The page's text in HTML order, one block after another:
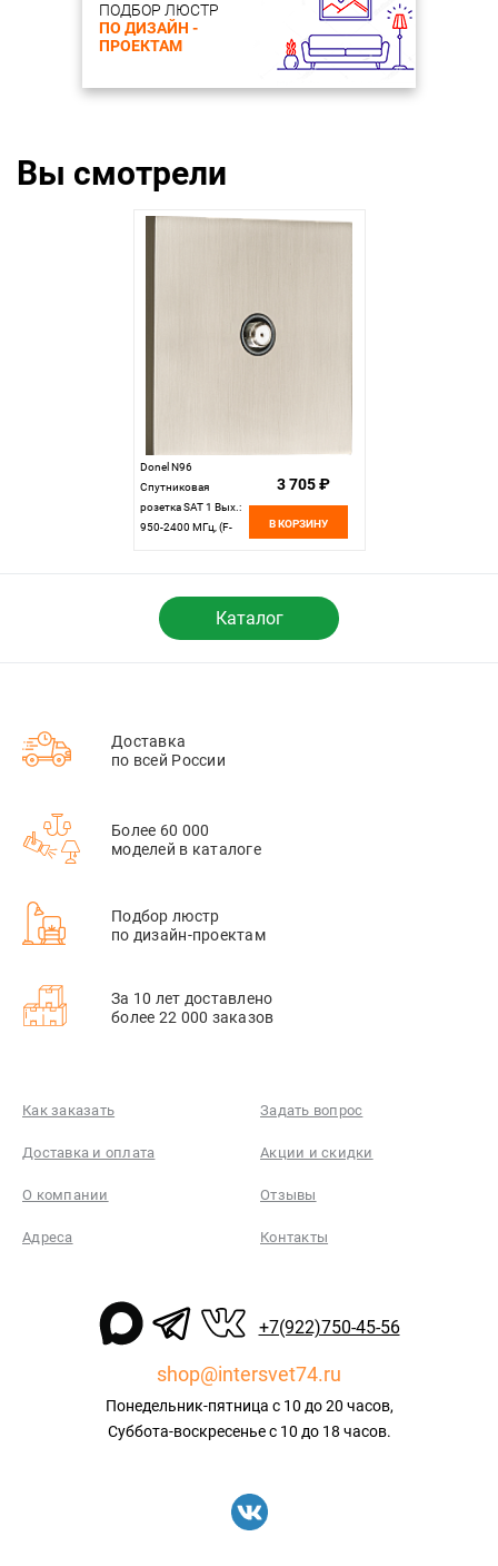
ПОДБОР ЛЮСТР
ПО ДИЗАЙН -
ПРОЕКТАМ
Вы смотрели
Donel N96
Спутниковая
розетка SAT 1 Вых.:
950-2400 МГц, (F-
3 705 ₽
В КОРЗИНУ
Каталог
Доставка
по всей России
Более 60 000
моделей в каталоге
Подбор люстр
по дизайн-проектам
За 10 лет доставлено
более 22 000 заказов
Как заказать Задать вопрос
Доставка и оплата Акции и скидки
О компании Отзывы
Адреса Контакты
+7(922)750-45-56
shop@intersvet74.ru
Понедельник-пятница с 10 до 20 часов,
Суббота-воскресенье с 10 до 18 часов.